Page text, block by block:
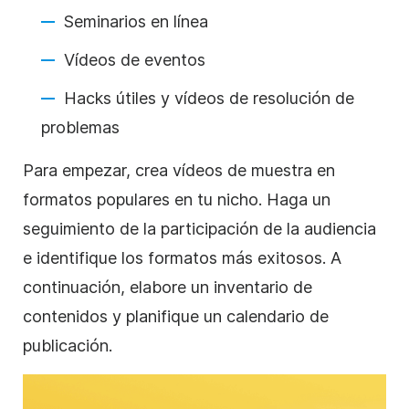
Seminarios en línea
Vídeos de eventos
Hacks útiles y vídeos de resolución de
problemas
Para empezar, crea vídeos de muestra en
formatos populares en tu nicho. Haga un
seguimiento de la participación de la audiencia
e identifique los formatos más exitosos. A
continuación, elabore un inventario de
contenidos y planifique un calendario de
publicación.